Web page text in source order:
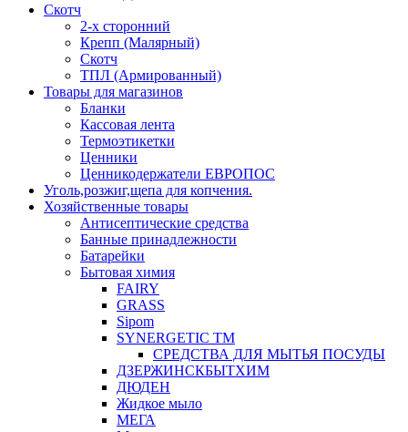
Скотч
2-х сторонний
Крепп (Малярный)
Скотч
ТПЛ (Армированный)
Товары для магазинов
Бланки
Кассовая лента
Термоэтикетки
Ценники
Ценникодержатели ЕВРОПОС
Уголь,розжиг,щепа для копчения.
Хозяйственные товары
Антисептические средства
Банные принадлежности
Батарейки
Бытовая химия
FAIRY
GRASS
Sipom
SYNERGETIC TM
СРЕДСТВА ДЛЯ МЫТЬЯ ПОСУДЫ
ДЗЕРЖИНСКБЫТХИМ
ДЮДЕН
Жидкое мыло
МЕГА